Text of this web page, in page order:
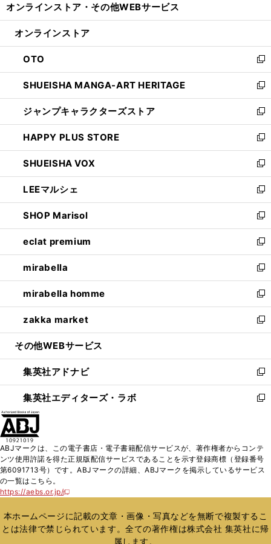
開
ン
ウ
で
開
く
ウ
ン
ド
ウ
で
開
く
オンラインストア・ その他WEBサービス
オンラインストア
OTO
新
し
い
ウ
ィ
ン
ド
ウ
で
開
く
SHUEISHA MANGA-ART HERITAGE
新
し
い
ウ
ィ
ン
ド
ウ
で
開
く
ジャンプキャラクターズストア
新
し
い
ウ
ィ
ン
ド
ウ
で
開
く
HAPPY PLUS STORE
新
し
い
ウ
ィ
ン
ド
ウ
で
開
く
SHUEISHA VOX
新
し
い
ウ
ィ
ン
ド
ウ
で
開
く
LEEマルシェ
新
し
い
ウ
ィ
ン
ド
ウ
で
開
く
SHOP Marisol
新
し
い
ウ
ィ
ン
ド
ウ
で
開
eclat premium
新
し
い
ウ
ィ
ン
ド
ウ
開
く
mirabella
新
し
い
ウ
ィ
ン
ウ
で
開
く
mirabella homme
新
し
い
ウ
ン
ド
ウ
で
zakka market
新
し
ウ
ィ
ン
ド
く
その他WEBサービス
集英社アドナビ
新
し
い
ド
ウ
で
集英社エディターズ・ラボ
新
ィ
ン
ド
開
く
ABJマークは、この電子書店・電子書籍配信サービスが、著作権者からコンテ
ンツ使用許諾を得た正規版配信サービスであることを示す登録商標（登録番号
第6091713号）です。ABJマークの詳細、ABJマークを掲示しているサービス
の一覧はこちら。
https://aebs.or.jp/
新
い
ウ
ィ
本ホームページに記載の文章・画像・写真などを無断で複製するこ
とは法律で禁じられています。全ての著作権は株式会社 集英社に帰
属します。